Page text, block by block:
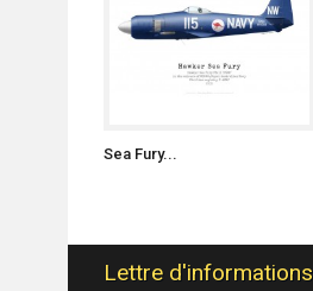
Sea Fury...
Lettre d'informations